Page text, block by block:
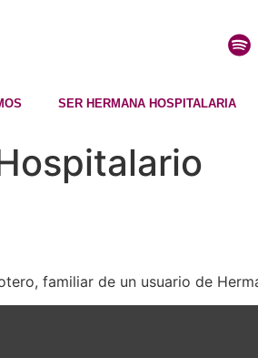
SER HERMANA HOSPITALARIA
familiar de un usuario de